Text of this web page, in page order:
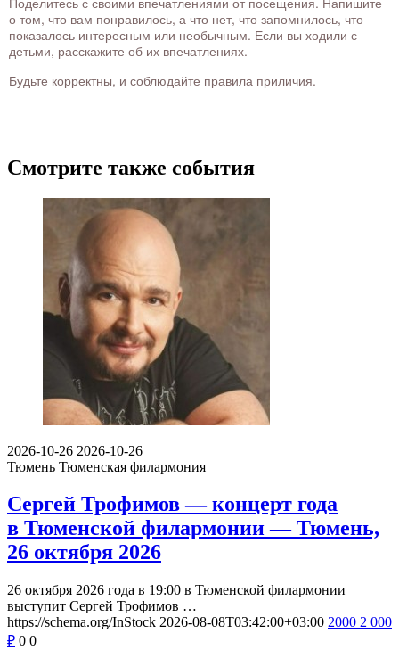
о том, что вам понравилось, а что нет, что запомнилось, что
показалось интересным или необычным. Если вы ходили с
детьми, расскажите об их впечатлениях.
Будьте корректны, и соблюдайте правила приличия.
Смотрите также события
2026-10-26 2026-10-26
Тюмень Тюменская филармония
Сергей Трофимов — концерт года
в Тюменской филармонии — Тюмень,
26 октября 2026
26 октября 2026 года в 19:00 в Тюменской филармонии
выступит Сергей Трофимов …
https://schema.org/InStock 2026-08-08T03:42:00+03:00 2000 2 000
₽ 0 0